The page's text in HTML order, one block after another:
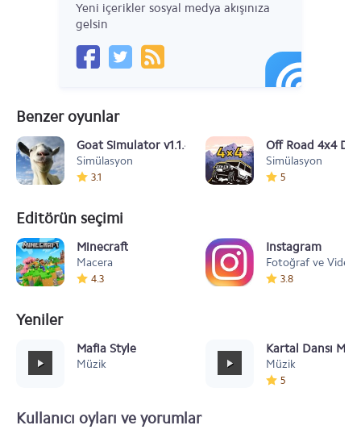
Yeni içerikler sosyal medya akışınıza
gelsin
Benzer oyunlar
Goat Simulator v1.1.4
Simülasyon
3.1
Off Road 4x4
Simülasyon
5
Editörün seçimi
Minecraft
Macera
4.3
Instagram
Fotoğraf ve Video
3.8
Yeniler
Mafia Style
Müzik
Kartal Dansı
Müzik
5
Kullanıcı oyları ve yorumlar